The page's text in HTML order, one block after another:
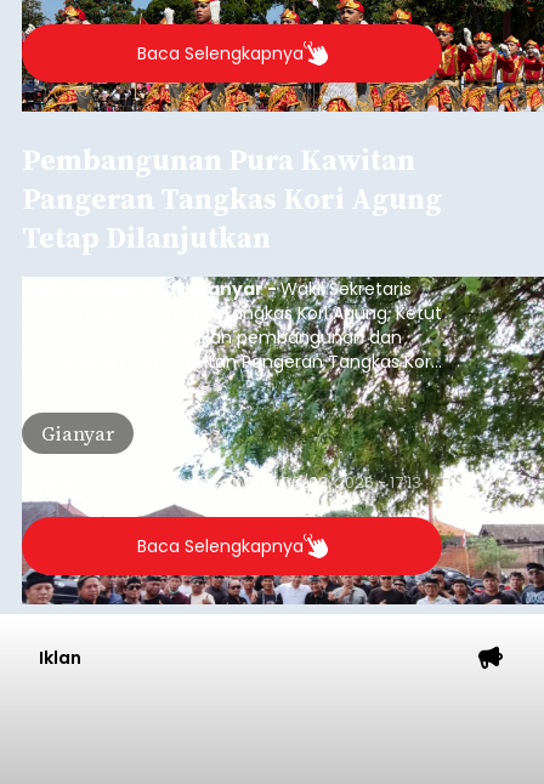
Baca Selengkapnya
Pembangunan Pura Kawitan
Pangeran Tangkas Kori Agung
Tetap Dilanjutkan
balitribune.co.id I Gianyar -Wakil Sekretaris
Pratisentana Pangeran Tangkas Kori Agung, Ketut
Sudarsana, menegaskan pembangunan dan
pemugaran Pura Kawitan Pangeran Tangkas Kori
Agung tetap dilanjutkan.
Gianyar
contributoronSun, 08/09/2026 - 17:13
Baca Selengkapnya
Iklan